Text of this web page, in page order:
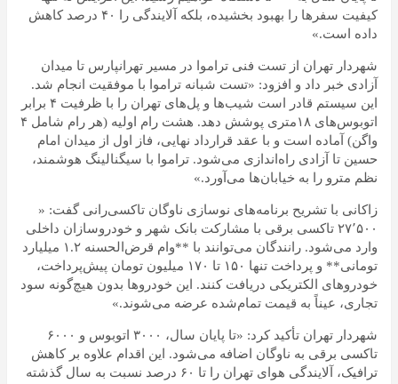
کیفیت سفرها را بهبود بخشیده، بلکه آلایندگی را ۴۰ درصد کاهش
داده است.»
شهردار تهران از تست فنی تراموا در مسیر تهرانپارس تا میدان
آزادی خبر داد و افزود: «تست شبانه تراموا با موفقیت انجام شد.
این سیستم قادر است شیب‌ها و پل‌های تهران را با ظرفیت ۴ برابر
اتوبوس‌های ۱۸متری پوشش دهد. هشت رام اولیه (هر رام شامل ۴
واگن) آماده است و با عقد قرارداد نهایی، فاز اول از میدان امام
حسین تا آزادی راه‌اندازی می‌شود. تراموا با سیگنالینگ هوشمند،
نظم مترو را به خیابان‌ها می‌آورد.»
زاکانی با تشریح برنامه‌های نوسازی ناوگان تاکسی‌رانی گفت: «
۲۷٬۵۰۰ تاکسی برقی با مشارکت بانک شهر و خودروسازان داخلی
وارد می‌شود. رانندگان می‌توانند با **وام قرض‌الحسنه ۱.۲ میلیارد
تومانی** و پرداخت تنها ۱۵۰ تا ۱۷۰ میلیون تومان پیش‌پرداخت،
خودروهای الکتریکی دریافت کنند. این خودروها بدون هیچ‌گونه سود
تجاری، عیناً به قیمت تمام‌شده عرضه می‌شوند.»
شهردار تهران تأکید کرد: «تا پایان سال، ۳۰۰۰ اتوبوس و ۶۰۰۰
تاکسی برقی به ناوگان اضافه می‌شود. این اقدام علاوه بر کاهش
ترافیک، آلایندگی هوای تهران را تا ۶۰ درصد نسبت به سال گذشته